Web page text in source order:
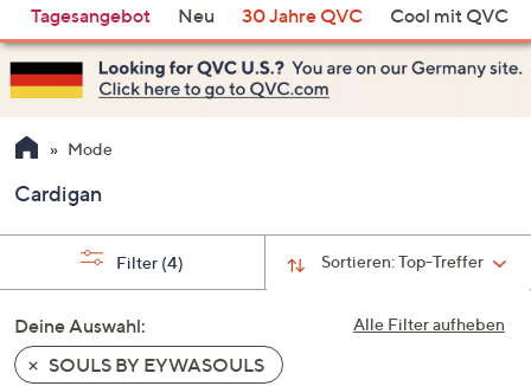
du
heute?
Vorschläge
verfügbar
sind,
verwenden
Sie
Pfeiltasten
nach
und
nach
unten
oder
Tagesangebot Neu 30 Jahre QVC Cool mit QVC
Mode
Cardigan
Sortieren:Top-Treffer
Filter (4)
Alle Filter aufheben
Deine Auswahl:
SOULS BY EYWASOULS